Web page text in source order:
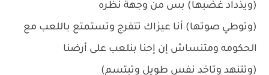
(ويذداد غضبها) بس من وجهة نظره
(وتوطي صوتها) أنا عيزاك تتفرج وتستمتع باللعب مع
الحكومه ومتنساش إن إحنا بنلعب على أرضنا
(وتتنهد وتاخد نفس طويل وتبتسم)